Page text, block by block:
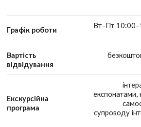
Графік роботи
Вт–Пт
Вартість
відвідування
Екскурсійна
програма
експонатами,
супроводу